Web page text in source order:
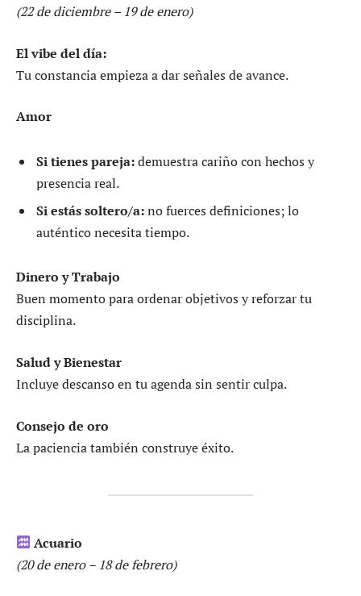
(22 de diciembre – 19 de enero)
El vibe del día:
Tu constancia empieza a dar señales de avance.
Amor
Si tienes pareja:demuestra cariño con hechos y
presencia real.
Si estás soltero/a:no fuerces definiciones; lo
auténtico necesita tiempo.
Dinero y Trabajo
Buen momento para ordenar objetivos y reforzar tu
disciplina.
Salud y Bienestar
Incluye descanso en tu agenda sin sentir culpa.
Consejo de oro
La paciencia también construye éxito.
Acuario
(20 de enero – 18 de febrero)